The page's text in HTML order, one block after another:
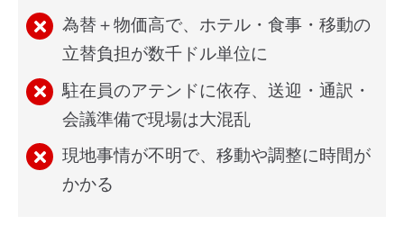
為替＋物価高で、ホテル・食事・移動の
立替負担が数千ドル単位に
駐在員のアテンドに依存、送迎・通訳・
会議準備で現場は大混乱
現地事情が不明で、移動や調整に時間が
かかる